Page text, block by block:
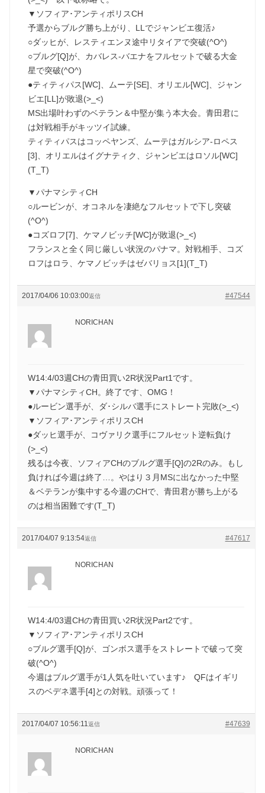
▼ソフィア･アンティポリスCH
予選からブルグ勝ち上がり、LLでジャンビエ復活♪
○ダッヒが、レスティエンヌ途中リタイアで突破(^O^)
○ブルグ[Q]が、カバレス-バエナをフルセットで破る大金
星で突破(^O^)
●ティティパス[WC]、ムーテ[SE]、オリエル[WC]、ジャン
ビエ[LL]が敗退(>_<)
MS出場叶わずのベテラン＆中堅が集う本大会。青田君に
は対戦相手がキッツイ試練。
ティティパスはコッペヤンズ、ムーテはガルシア-ロペス
[3]、オリエルはイグナティク、ジャンビエはロソル[WC]
(T_T)
▼パナマシティCH
○ルービンが、オコネルを凄絶なフルセットで下し突破
(^O^)
●コズロフ[7]、ケマノビッチ[WC]が敗退(>_<)
フランスと全く同じ厳しい状況のパナマ。対戦相手、コズ
ロフはロラ、ケマノビッチはゼバリョス[1](T_T)
2017/04/06 10:03:00 #47544
返信
NORICHAN
W14:4/03週CHの青田買い2R状況Part1です。
▼パナマシティCH。終了です、OMG！
●ルービン選手が、ダ･シルバ選手にストレート完敗(>_<)
▼ソフィア･アンティポリスCH
●ダッヒ選手が、コヴァリク選手にフルセット逆転負け
(>_<)
残るは今夜、ソフィアCHのブルグ選手[Q]の2Rのみ。もし
負ければ今週は終了…。やはり３月MSに出なかった中堅
＆ベテランが集中する今週のCHで、青田君が勝ち上がる
のは相当困難です(T_T)
2017/04/07 9:13:54 #47617
返信
NORICHAN
W14:4/03週CHの青田買い2R状況Part2です。
▼ソフィア･アンティポリスCH
○ブルグ選手[Q]が、ゴンボス選手をストレートで破って突
破(^O^)
今週はブルグ選手が1人気を吐いています♪ QFはイギリ
スのベデネ選手[4]との対戦。頑張って！
2017/04/07 10:56:11 #47639
返信
NORICHAN